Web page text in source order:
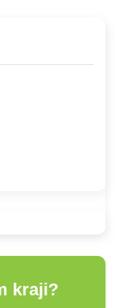
kraji?